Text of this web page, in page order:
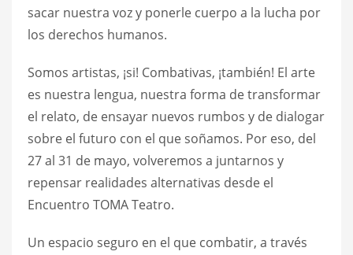
sacar nuestra voz y ponerle cuerpo a la lucha por
los derechos humanos.
Somos artistas, ¡si! Combativas, ¡también! El arte
es nuestra lengua, nuestra forma de transformar
el relato, de ensayar nuevos rumbos y de dialogar
sobre el futuro con el que soñamos. Por eso, del
27 al 31 de mayo, volveremos a juntarnos y
repensar realidades alternativas desde el
Encuentro TOMA Teatro.
Un espacio seguro en el que combatir, a través